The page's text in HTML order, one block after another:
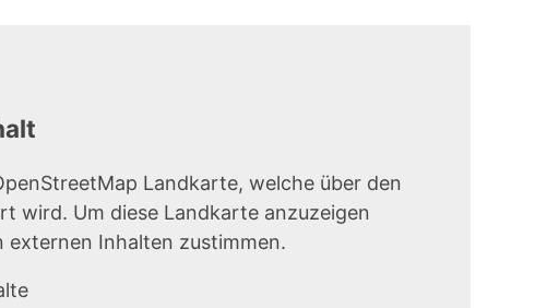
Landkarte, welche über den
wird. Um diese Landkarte anzuzeigen
externen Inhalten zustimmen.